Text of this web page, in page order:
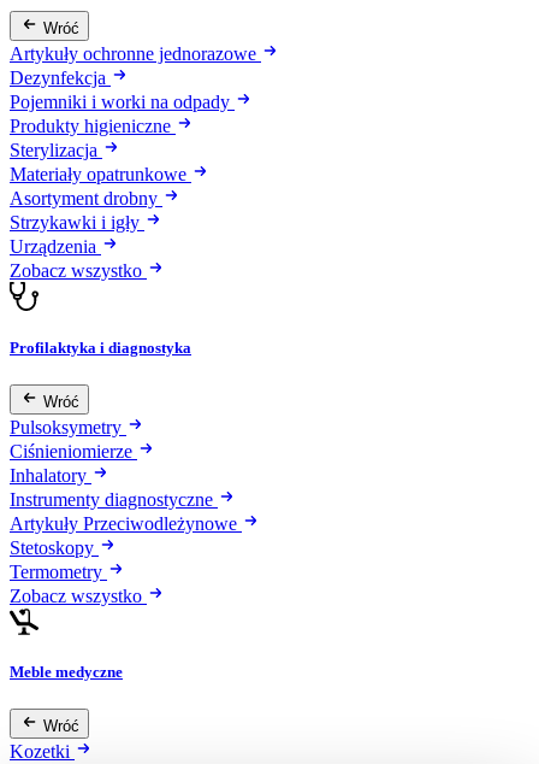
Wróć
Artykuły ochronne jednorazowe
Dezynfekcja
Pojemniki i worki na odpady
Produkty higieniczne
Sterylizacja
Materiały opatrunkowe
Asortyment drobny
Strzykawki i igły
Urządzenia
Zobacz wszystko
Profilaktyka i diagnostyka
Wróć
Pulsoksymetry
Ciśnieniomierze
Inhalatory
Instrumenty diagnostyczne
Artykuły Przeciwodleżynowe
Stetoskopy
Termometry
Zobacz wszystko
Meble medyczne
Wróć
Kozetki